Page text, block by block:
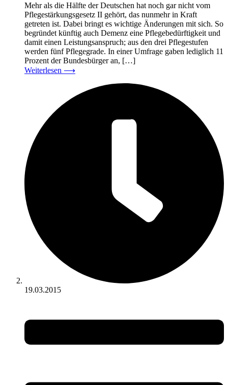
Mehr als die Hälfte der Deutschen hat noch gar nicht vom
Pflegestärkungsgesetz II gehört, das nunmehr in Kraft
getreten ist. Dabei bringt es wichtige Änderungen mit sich. So
begründet künftig auch Demenz eine Pflegebedürftigkeit und
damit einen Leistungsanspruch; aus den drei Pflegestufen
werden fünf Pflegegrade. In einer Umfrage gaben lediglich 11
Prozent der Bundesbürger an, […]
Weiterlesen ⟶
19.03.2015